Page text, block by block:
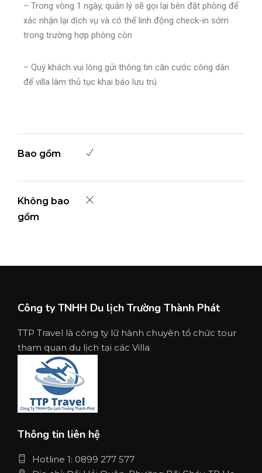
– Trong vòng 1 ngày, quản lý sẽ gọi lại bên đặt phòng để
xác nhận lại dịch vụ và có thể linh động check-in sớm
trong trường hợp phòng còn
– Quý khách vui lòng gửi thông tin căn cước công dân
để villa làm thủ tục khai báo lưu trú
Bao gồm
Không bao
gồm
Công ty TNHH Du lịch Trường Thành Phát
TTP Travel là công ty lữ hành chuyên tổ chức tour
tham quan du lịch tại các Villa
Thông tin liên hệ
Hotline 1: 0899 277 577